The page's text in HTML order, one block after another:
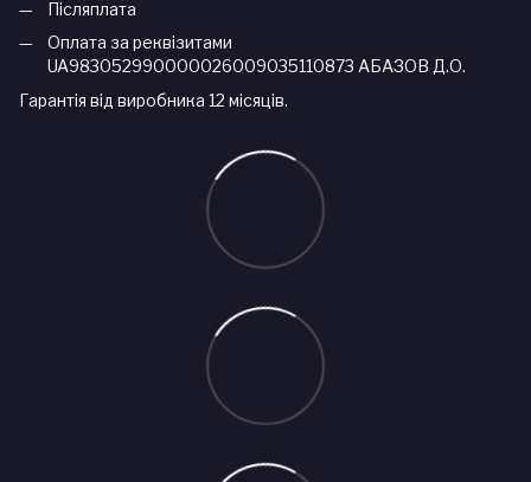
Післяплата
Оплата за реквізитами
UA983052990000026009035110873 АБАЗОВ Д.О.
Гарантія від виробника 12 місяців.